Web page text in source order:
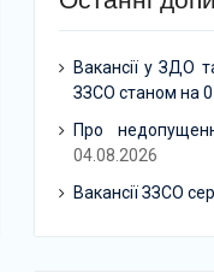
Вакансії у ЗДО
ЗЗСО станом на
Про
04.08.2026
Вакансії ЗЗСО